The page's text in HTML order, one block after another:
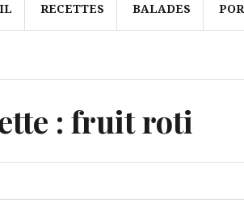
RECETTES BALADES
: fruit roti